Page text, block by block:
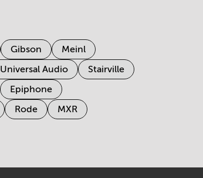
Gibson
Meinl
Universal Audio
Stairville
Epiphone
Rode
MXR